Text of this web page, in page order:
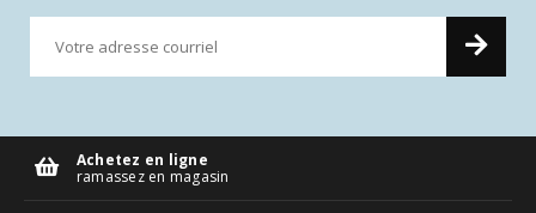
Achetez en ligne
ramassez en magasin